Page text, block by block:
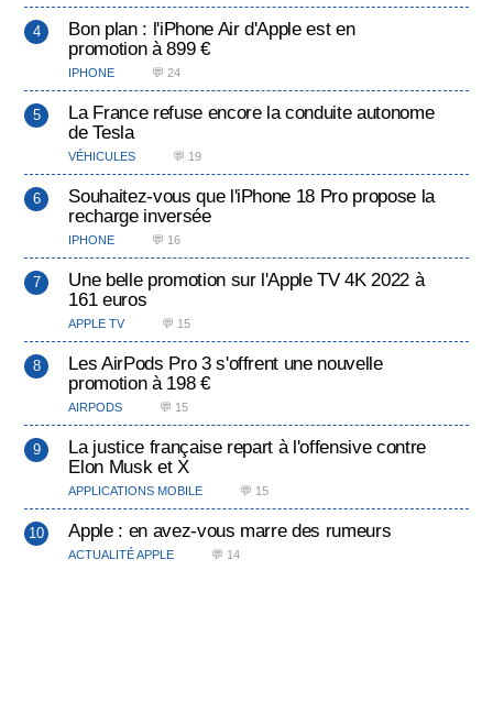
Bon plan : l'iPhone Air d'Apple est en
promotion à 899 €
IPHONE 💬 24
La France refuse encore la conduite autonome
de Tesla
VÉHICULES 💬 19
Souhaitez-vous que l'iPhone 18 Pro propose la
recharge inversée
IPHONE 💬 16
Une belle promotion sur l'Apple TV 4K 2022 à
161 euros
APPLE TV 💬 15
Les AirPods Pro 3 s'offrent une nouvelle
promotion à 198 €
AIRPODS 💬 15
La justice française repart à l'offensive contre
Elon Musk et X
APPLICATIONS MOBILE 💬 15
Apple : en avez-vous marre des rumeurs
ACTUALITÉ APPLE 💬 14